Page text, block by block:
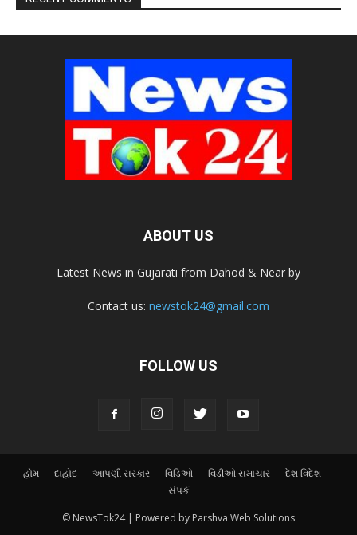
ABOUT US
Latest News in Gujarati from Dahod & Near by
Contact us: newstok24@gmail.com
FOLLOW US
હોમ દાહોદ આપણી સરકાર વિડિઓ વિડીઓ સમાચાર
દેશ વિદેશ
સંપર્ક
© NewsTok24 | Powered by Parshva Web Solutions